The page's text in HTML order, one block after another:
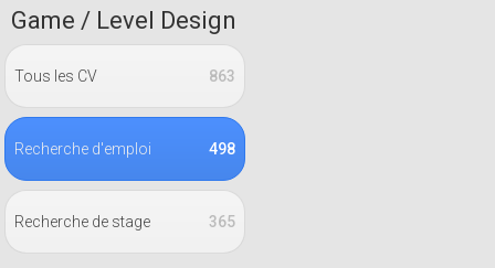
Game / Level Design
863
Tous les CV
498
Recherche d'emploi
365
Recherche de stage